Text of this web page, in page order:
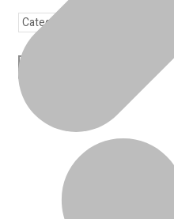
Toda loja